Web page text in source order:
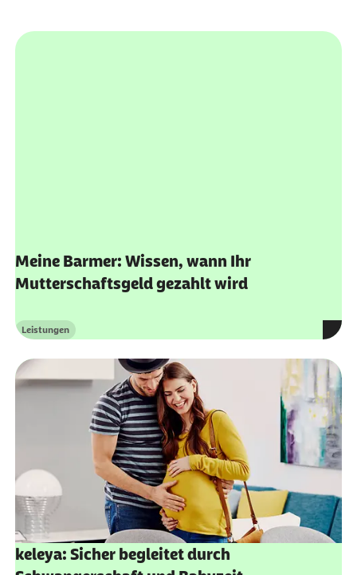
Mutterschaftsgeld gezahlt wird
keleya: Sicher begleitet durch
Schwangerschaft und Babyzeit